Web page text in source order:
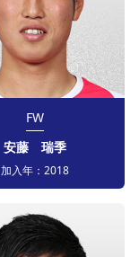
FW
安藤 瑞季
加入年： 2018